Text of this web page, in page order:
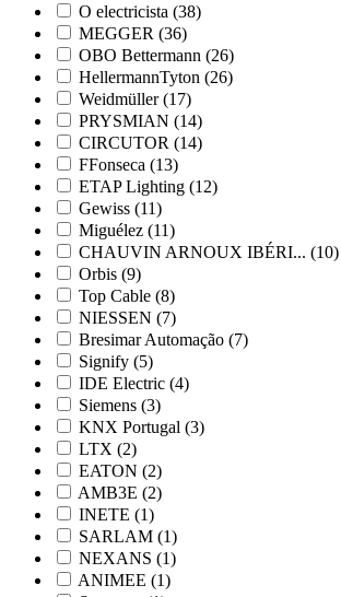
O electricista (38)
MEGGER (36)
OBO Bettermann (26)
HellermannTyton (26)
Weidmüller (17)
PRYSMIAN (14)
CIRCUTOR (14)
FFonseca (13)
ETAP Lighting (12)
Gewiss (11)
Miguélez (11)
CHAUVIN ARNOUX IBÉRI... (10)
Orbis (9)
Top Cable (8)
NIESSEN (7)
Bresimar Automação (7)
Signify (5)
IDE Electric (4)
Siemens (3)
KNX Portugal (3)
LTX (2)
EATON (2)
AMB3E (2)
INETE (1)
SARLAM (1)
NEXANS (1)
ANIMEE (1)